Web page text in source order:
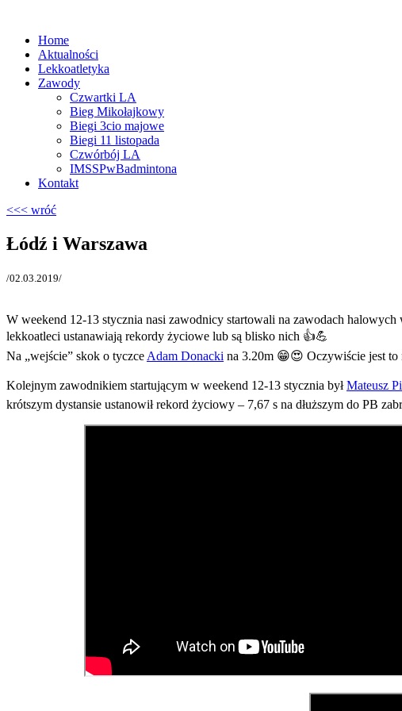
Home
Aktualności
Lekkoatletyka
Zawody
Czwartki LA
Bieg Mikołajkowy
Biegi 3cio majowe
Biegi 11 listopada
Czwórbój LA
IMSSPwBadmintona
Kontakt
<<< wróć
Łódź i Warszawa
/02.03.2019/
W weekend 12-13 stycznia nasi zawodnicy startowali na zawodach
lekkoatleci ustanawiają rekordy życiowe lub są blisko nich 👍💪
Na „wejście” skok o tyczce Adam Donacki na 3.20m 😁😍 Oczywiście jest
Kolejnym zawodnikiem startującym w weekend 12-13 stycznia byłMateusz
krótszym dystansie ustanowił rekord życiowy – 7,67 s na dłuższym do PB